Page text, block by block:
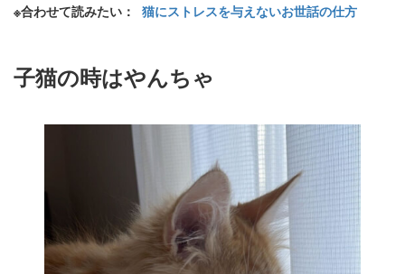
※合わせて読みたい： 猫にストレスを与えないお世話の仕方
子猫の時はやんちゃ